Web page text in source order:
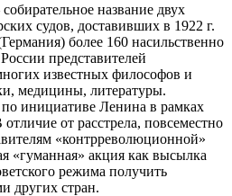
название двух
судов, доставивших в 1922 г.
более 160 насильственно
представителей
известных философов и
медицины, литературы.
инициативе Ленина в рамках
от расстрела, повсеместно
«контрреволюционной»
«гуманная» акция как высылка
режима получить
других стран.